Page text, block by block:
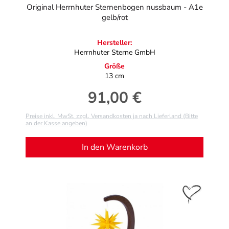
Original Herrnhuter Sternenbogen nussbaum - A1e
gelb/rot
Hersteller:
Herrnhuter Sterne GmbH
Größe
13 cm
Regulärer Preis:
91,00 €
Preise inkl. MwSt. zzgl. Versandkosten ja nach Lieferland (Bitte
an der Kasse angeben)
In den Warenkorb